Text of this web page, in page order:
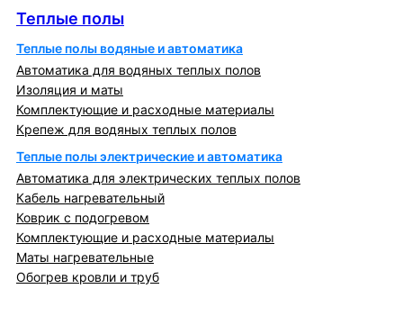
Теплые полы
Теплые полы водяные и автоматика
Автоматика для водяных теплых полов
Изоляция и маты
Комплектующие и расходные материалы
Крепеж для водяных теплых полов
Теплые полы электрические и автоматика
Автоматика для электрических теплых полов
Кабель нагревательный
Коврик с подогревом
Комплектующие и расходные материалы
Маты нагревательные
Обогрев кровли и труб